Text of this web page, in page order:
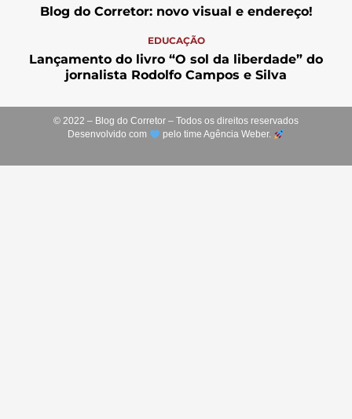
Blog do Corretor: novo visual e endereço!
EDUCAÇÃO
Lançamento do livro “O sol da liberdade” do
jornalista Rodolfo Campos e Silva
© 2022 – Blog do Corretor – Todos os direitos reservados
Desenvolvido com
pelo time Agência Weber.